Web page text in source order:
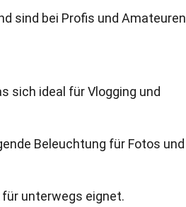
sind bei Profis und Amateuren
sich ideal für Vlogging und
Beleuchtung für Fotos und
unterwegs eignet.